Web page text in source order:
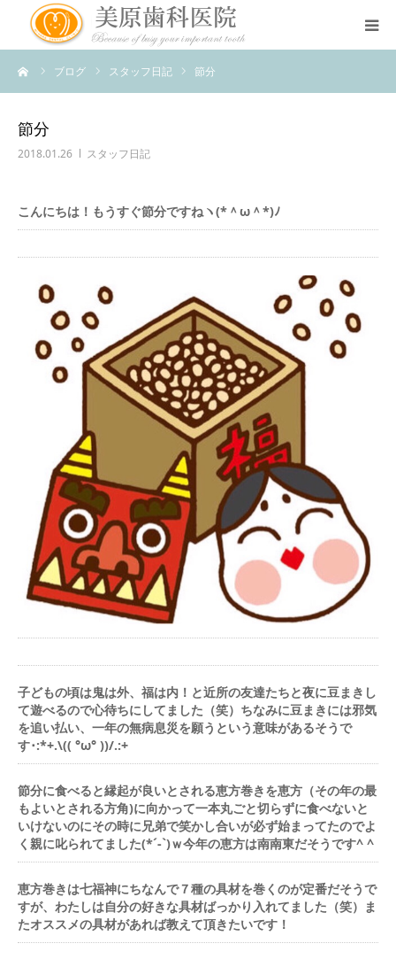
ブログ スタッフ日記 節分
節分
2018.01.26 スタッフ日記
こんにちは！もうすぐ節分ですねヽ(*＾ω＾*)ﾉ
子どもの頃は鬼は外、福は内！と近所の友達たちと夜に豆まきし
て遊べるので心待ちにしてました（笑）ちなみに豆まきには邪気
を追い払い、一年の無病息災を願うという意味があるそうで
す･:*+.\(( °ω° ))/.:+
節分に食べると縁起が良いとされる恵方巻きを恵方（その年の最
もよいとされる方角)に向かって一本丸ごと切らずに食べないと
いけないのにその時に兄弟で笑かし合いが必ず始まってたのでよ
く親に叱られてました(*´-`)ｗ今年の恵方は南南東だそうです^ ^
恵方巻きは七福神にちなんで７種の具材を巻くのが定番だそうで
すが、わたしは自分の好きな具材ばっかり入れてました（笑）ま
たオススメの具材があれば教えて頂きたいです！
医院のコンセプト
アクセス
スタッフブログ